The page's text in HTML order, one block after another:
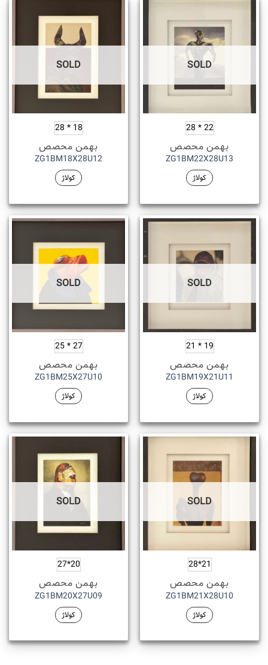
SOLD
22 * 28
بهمن محصص
ZG1BM22X28U13
کولاژ
SOLD
18 * 28
بهمن محصص
ZG1BM18X28U12
کولاژ
SOLD
19 * 21
بهمن محصص
ZG1BM19X21U11
کولاژ
SOLD
27 * 25
بهمن محصص
ZG1BM25X27U10
کولاژ
SOLD
21*28
بهمن محصص
ZG1BM21X28U10
کولاژ
SOLD
20*27
بهمن محصص
ZG1BM20X27U09
کولاژ